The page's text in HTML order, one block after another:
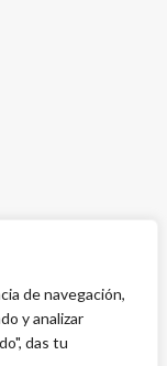
de navegación,
y analizar
das tu